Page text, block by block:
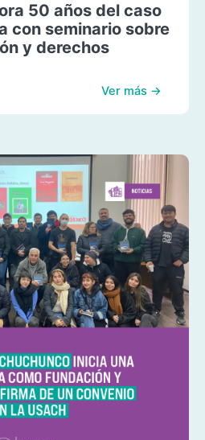
50 años del caso
con seminario sobre
y derechos
Ver más →